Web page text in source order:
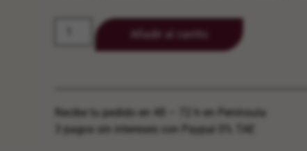
Añadir al carrito
Recibe tu pedido en 48 – 72 h en Península
3 pagos sin intereses con Paypal 0% TAE